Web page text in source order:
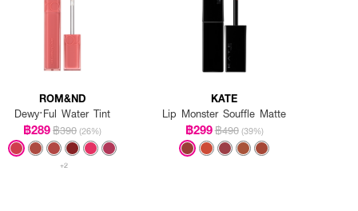
ROM&ND
Dewy·Ful Water Tint
฿289฿390 (26%)
+2
KATE
Lip Monster Souffle Matte
฿299฿490 (39%)